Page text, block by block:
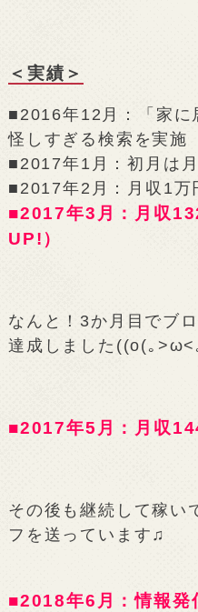
＜実績＞
■2016年12月：「家に
怪しすぎる検索を実施
■2017年1月：初月は
■2017年2月：月収1万
■2017年3月：月収
UP!）
なんと！3か月目でブ
達成しました((o(｡
■2017年5月：月収
その後も継続して稼い
フを送っています♫
■2018年6月：情報発